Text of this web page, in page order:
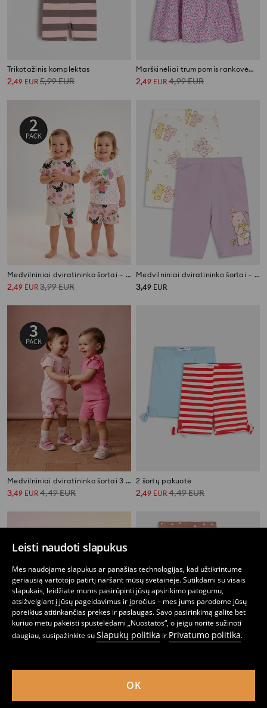
Leisti naudoti slapukus
Mes naudojame slapukus ar panašias technologijas, kad užtikrintume
geriausią vartotojo patirtį naršant mūsų svetainėje. Sutikdami su visais
slapukais, leidžiate mums pasirūpinti jūsų apsirikimo patogumu,
atsižvelgiant į jūsų pageidavimus ir įpročius – mes jums parodome jūsų
poreikius atitinkančias prekes ir paslaugas. Savo pasirinkimą galite bet
kuriuo metu pakeisti spustelėdami „Nuostatos“, o jeigu norite sužinoti
daugiau, susipažinkite suSlapukų politika ir Privatumo politika.
OK
Trikotažinis komplektas
2,49 EUR 5,99EUR
Marškinėliai trumpomis rankovėmis su dekoratyvia iškirpte
2,49 EUR 4,99EUR
Medvilniniai dviratininko šortai – 2 vnt. Bing
2,49 EUR3,99EUR
Medvilniniai dviratininko šortai – 2 vnt. Care Bears
3,49 EUR
Medvilniniai dviratininko šortai 3 pack
3,49 EUR4,49EUR
2 šortų pakuotė
2,49 EUR4,49EUR
,49 EUR9,99EUR
2 dalių medvilninių tampių rinkinys
4,49 EUR